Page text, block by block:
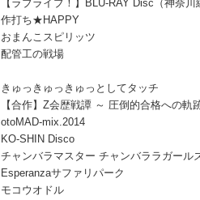
【ラブライブ！】BLU-RAY Disc（神奈
作打ち★HAPPY
おまんこスピリッツ
配管工の戦場
きゅっきゅっきゅっとしてタッチ
【合作】Z会歴戦譚 ～ 圧倒的合格への軌
otoMAD-mix.2014
KO-SHIN Disco
チャンバラマスター チャンバララガール
Esperanzaサファリパーク
モコウオドル